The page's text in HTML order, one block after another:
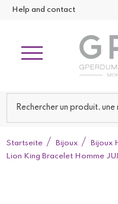
Help and contact
Startseite Bijoux Bijoux
Lion King Bracelet Homme